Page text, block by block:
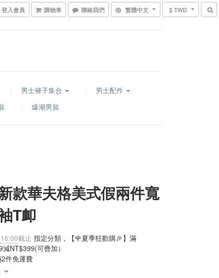
登入會員 購物車 聯絡我們 繁體中文 $ TWD
男士褲子集合
男士配件
爆潮男裝
款華夫格美式假兩件寬
T卹
截止 指定分類，【🌹夏季狂歡購🎉】滿
NT$399(可疊加）
件免運費